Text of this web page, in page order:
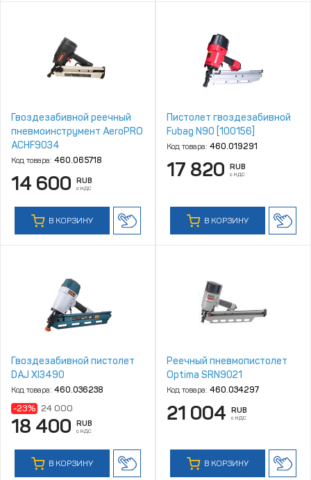
Гвоздезабивной реечный
пневмоинструмент AeroPRO
ACHF9034
Код товара: 460.065718
14 600 RUB
с НДС
В КОРЗИНУ
Пистолет гвоздезабивной
Fubag N90 [100156]
Код товара: 460.019291
17 820 RUB
с НДС
В КОРЗИНУ
Гвоздезабивной пистолет
DAJ XI3490
Код товара: 460.036238
-23% 24 000
18 400 RUB
с НДС
В КОРЗИНУ
Реечный пневмопистолет
Optima SRN9021
Код товара: 460.034297
21 004 RUB
с НДС
В КОРЗИНУ